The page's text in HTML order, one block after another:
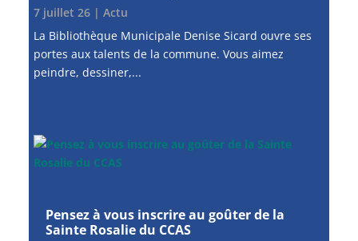
7 juillet 26| Actu
La Bibliothèque Municipale Denise Sicard ouvre ses
portes aux talents de la commune. Vous aimez
peindre, dessiner,...
Pensez à vous inscrire au goûter de la
Sainte Rosalie du CCAS